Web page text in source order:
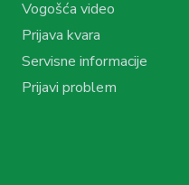
Vogošća video
Prijava kvara
Servisne informacije
Prijavi problem